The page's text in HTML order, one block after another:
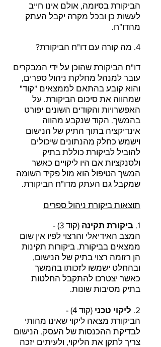
הביקורת בסיומה, אולם אינו חייב
לעשות כן ובכל מקרה יקבל העתק
מהדו"ח.
4. מה קורה עם דו"ח הביקורת?
דו"ח הביקורת שהוכן על ידי המבקרים
עובר למנהל מחלקת ניהול ספרים,
והוא קובע בהתאם לממצאים "קוד"
שמהווה את סיכום הביקורת. על
האפשרויות והקודים השונים יפורט
בהמשך. הקוד שנקבע מהווה
אינדיקציה בתוך התיק של הנישום
וישמש כחלק מהנתונים שיכולים
להוביל לביקורת כוללת בתיק
ולסנקציות אם היו ליקויים כאשר
המשך הטיפול הוא מול פקיד השומה
שמקבל גם העתק מדו"ח הביקורת.
תוצאות ביקורת ניהול ספרים
1. ביקורת תקינה (קוד 3) -
המצב האידיאלי והרצוי לפיו אין שום
ממצאים בביקורת. ביקורות תקינות
הן רזומה רצוי בתיק של הנישום,
ובהחלט ישמשו לזכותו בהמשך
כאשר יצטרכו להתקבל החלטות
בתיק מסיבות שונות.
2. ליקוי טכני (קוד 4) -
הביקורת מצאה ליקוי שאינו מהותי
לבדיקת ההכנסות של העסק. הנישום
צריך לתקן את הליקוי, ולעיתים יזכה